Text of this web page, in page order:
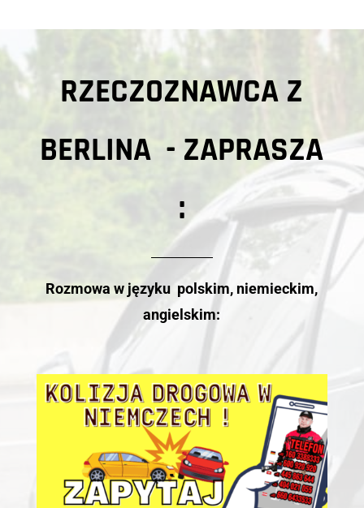
RZECZOZNAWCA Z
BERLINA - ZAPRASZA
:
Rozmowa w języku polskim, niemieckim,
angielskim: